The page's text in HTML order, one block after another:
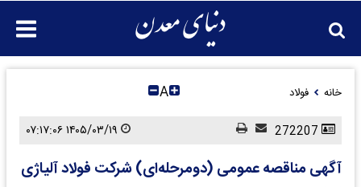
خانه فولاد A
آگهی مناقصه عمومی (دومرحله‌ای) شرکت فولاد آلیاژی